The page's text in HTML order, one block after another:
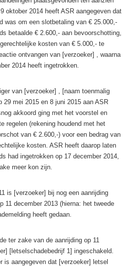
oktober 2014 heeft ASR aangegeven dat
was om een slotbetaling van € 25.000,-
betaalde € 2.600,- aan bevoorschotting,
kosten van € 5.000,- te
ontvangen van [verzoeker] , waarna
2014 heeft ingetrokken.
van [verzoeker] , [naam toenmalig
29 mei 2015 en 8 juni 2015 aan ASR
akkoord ging met het voorstel en
regelen (rekening houdend met het
van € 2.600,-) voor een bedrag van
kosten. ASR heeft daarop laten
had ingetrokken op 17 december 2014,
meer kon zijn.
is [verzoeker] bij nog een aanrijding
11 december 2013 (hierna: het tweede
heeft gedaan.
ter zake van de aanrijding op 11
[letselschadebedrijf 1] ingeschakeld.
is aangegeven dat [verzoeker] letsel